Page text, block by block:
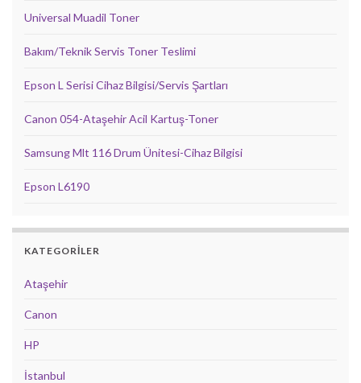
Universal Muadil Toner
Bakım/Teknik Servis Toner Teslimi
Epson L Serisi Cihaz Bilgisi/Servis Şartları
Canon 054-Ataşehir Acil Kartuş-Toner
Samsung Mlt 116 Drum Ünitesi-Cihaz Bilgisi
Epson L6190
KATEGORILER
Ataşehir
Canon
HP
İstanbul